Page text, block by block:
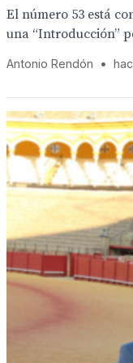
El número 53 está
una “Introducción”
Antonio Rendón •